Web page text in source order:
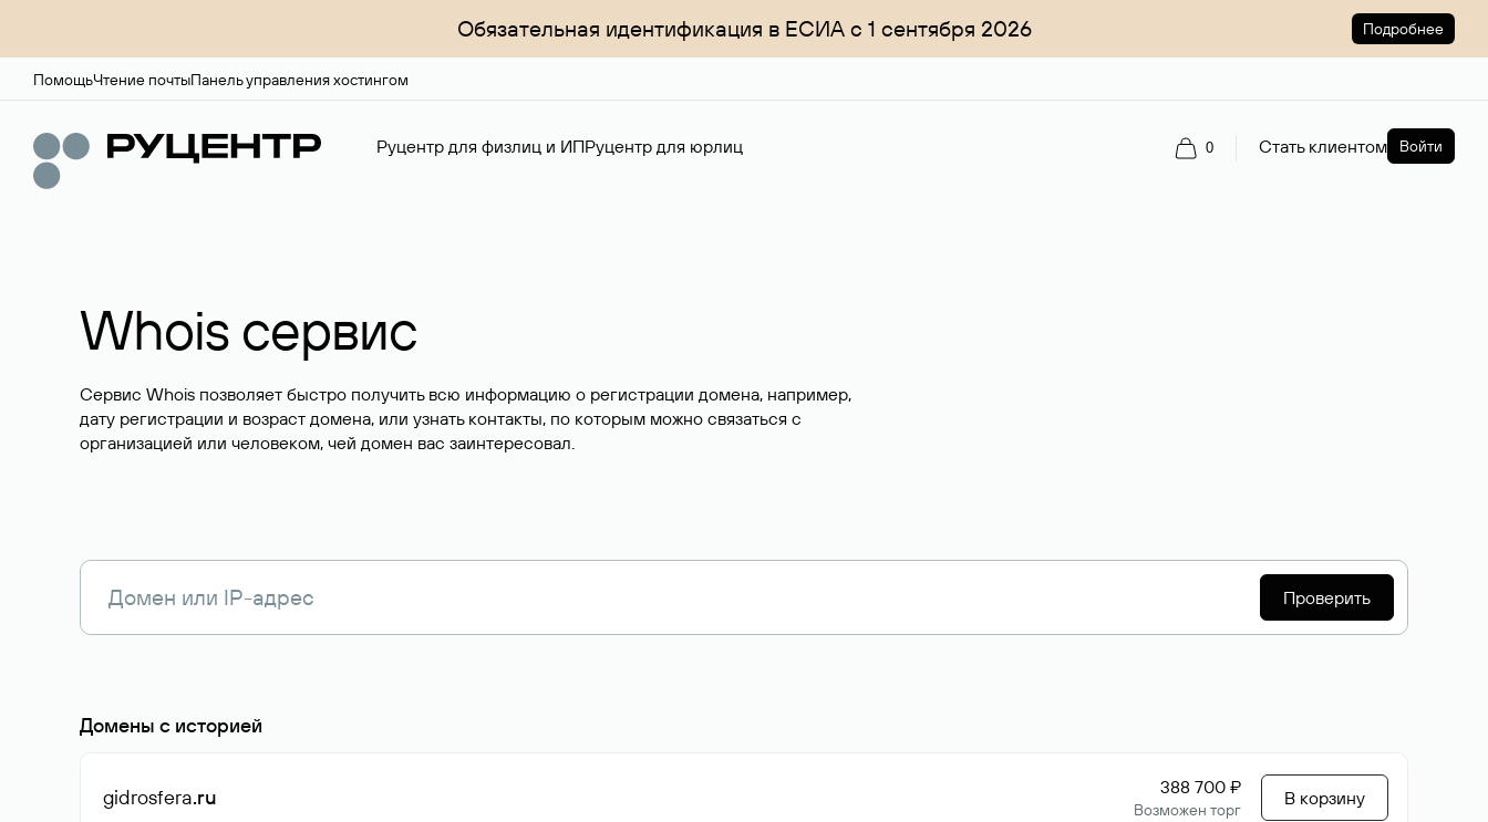
Обязательная идентификация в ЕСИА с 1 сентября 2026 Подробнее
ПомощьЧтение почтыПанель управления хостингом
Руцентр для физлиц и ИПРуцентр для юрлиц 0 Стать клиентом Войти
Whois сервис
Сервис Whois позволяет быстро получить всю информацию о регистрации домена, например,
дату регистрации и возраст домена, или узнать контакты, по которым можно связаться с
организацией или человеком, чей домен вас заинтересовал.
Проверить
Домены с историей
gidrosfera.ru 388 700 ₽
Возможен торг
В корзину